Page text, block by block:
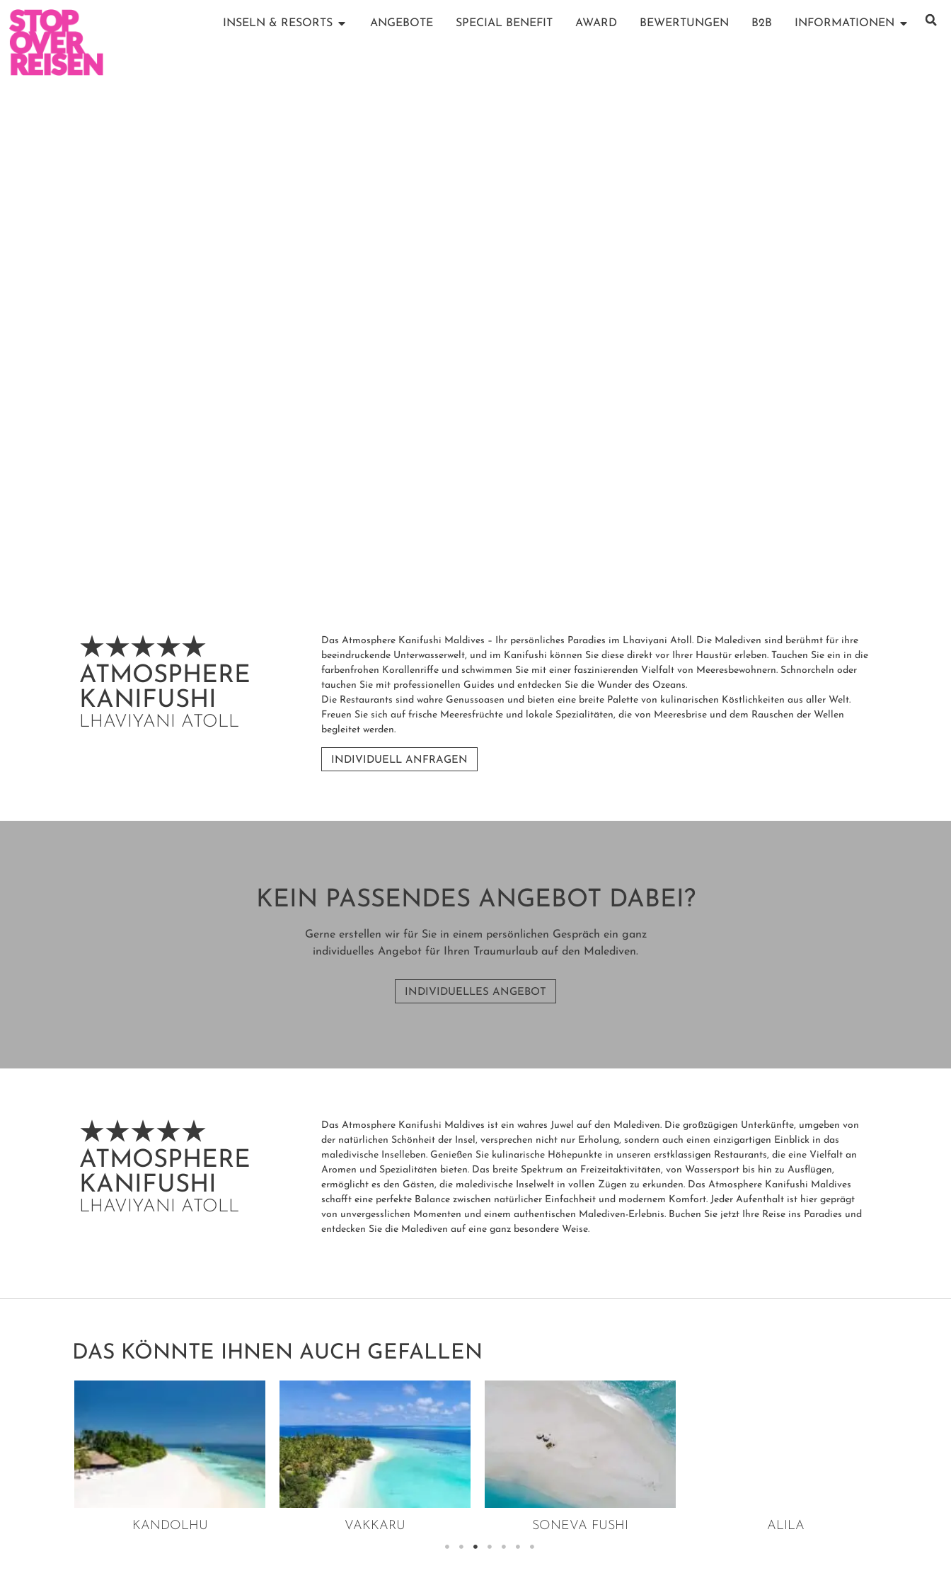
INSELN & RESORTS ANGEBOTE SPECIAL BENEFIT AWARD BEWERTUNGEN B2B INFORMATIONEN
ATMOSPHERE
KANIFUSHI
LHAVIYANI ATOLL
Das Atmosphere Kanifushi Maldives – Ihr persönliches Paradies im Lhaviyani Atoll. Die Malediven sind berühmt für ihre
beeindruckende Unterwasserwelt, und im Kanifushi können Sie diese direkt vor Ihrer Haustür erleben. Tauchen Sie ein in die
farbenfrohen Korallenriffe und schwimmen Sie mit einer faszinierenden Vielfalt von Meeresbewohnern. Schnorcheln oder
tauchen Sie mit professionellen Guides und entdecken Sie die Wunder des Ozeans.
Die Restaurants sind wahre Genussoasen und bieten eine breite Palette von kulinarischen Köstlichkeiten aus aller Welt.
Freuen Sie sich auf frische Meeresfrüchte und lokale Spezialitäten, die von Meeresbrise und dem Rauschen der Wellen
begleitet werden.
INDIVIDUELL ANFRAGEN
KEIN PASSENDES ANGEBOT DABEI?
Gerne erstellen wir für Sie in einem persönlichen Gespräch ein ganz
individuelles Angebot für Ihren Traumurlaub auf den Malediven.
INDIVIDUELLES ANGEBOT
ATMOSPHERE
KANIFUSHI
LHAVIYANI ATOLL
Das Atmosphere Kanifushi Maldives ist ein wahres Juwel auf den Malediven. Die großzügigen Unterkünfte, umgeben von
der natürlichen Schönheit der Insel, versprechen nicht nur Erholung, sondern auch einen einzigartigen Einblick in das
maledivische Inselleben. Genießen Sie kulinarische Höhepunkte in unseren erstklassigen Restaurants, die eine Vielfalt an
Aromen und Spezialitäten bieten. Das breite Spektrum an Freizeitaktivitäten, von Wassersport bis hin zu Ausflügen,
ermöglicht es den Gästen, die maledivische Inselwelt in vollen Zügen zu erkunden. Das Atmosphere Kanifushi Maldives
schafft eine perfekte Balance zwischen natürlicher Einfachheit und modernem Komfort. Jeder Aufenthalt ist hier geprägt
von unvergesslichen Momenten und einem authentischen Malediven-Erlebnis. Buchen Sie jetzt Ihre Reise ins Paradies und
entdecken Sie die Malediven auf eine ganz besondere Weise.
DAS KÖNNTE IHNEN AUCH GEFALLEN
KANDOLHU VAKKARU SONEVA FUSHI ALILA